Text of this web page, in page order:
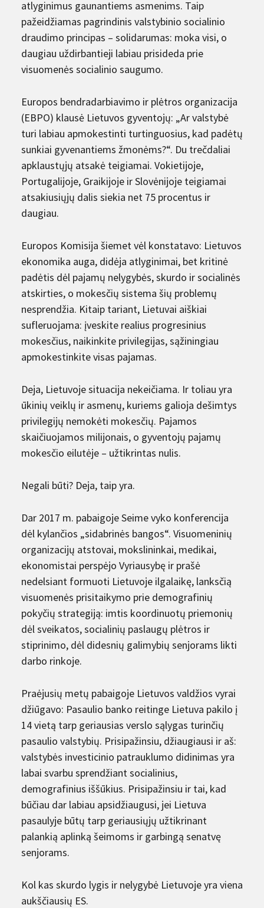
atlyginimus gaunantiems asmenims. Taip
pažeidžiamas pagrindinis valstybinio socialinio
draudimo principas – solidarumas: moka visi, o
daugiau uždirbantieji labiau prisideda prie
visuomenės socialinio saugumo.
Europos bendradarbiavimo ir plėtros organizacija
(EBPO) klausė Lietuvos gyventojų: „Ar valstybė
turi labiau apmokestinti turtinguosius, kad padėtų
sunkiai gyvenantiems žmonėms?“. Du trečdaliai
apklaustųjų atsakė teigiamai. Vokietijoje,
Portugalijoje, Graikijoje ir Slovėnijoje teigiamai
atsakiusiųjų dalis siekia net 75 procentus ir
daugiau.
Europos Komisija šiemet vėl konstatavo: Lietuvos
ekonomika auga, didėja atlyginimai, bet kritinė
padėtis dėl pajamų nelygybės, skurdo ir socialinės
atskirties, o mokesčių sistema šių problemų
nesprendžia. Kitaip tariant, Lietuvai aiškiai
sufleruojama: įveskite realius progresinius
mokesčius, naikinkite privilegijas, sąžiningiau
apmokestinkite visas pajamas.
Deja, Lietuvoje situacija nekeičiama. Ir toliau yra
ūkinių veiklų ir asmenų, kuriems galioja dešimtys
privilegijų nemokėti mokesčių. Pajamos
skaičiuojamos milijonais, o gyventojų pajamų
mokesčio eilutėje – užtikrintas nulis.
Negali būti? Deja, taip yra.
Dar 2017 m. pabaigoje Seime vyko konferencija
dėl kylančios „sidabrinės bangos“. Visuomeninių
organizacijų atstovai, mokslininkai, medikai,
ekonomistai perspėjo Vyriausybę ir prašė
nedelsiant formuoti Lietuvoje ilgalaikę, lanksčią
visuomenės prisitaikymo prie demografinių
pokyčių strategiją: imtis koordinuotų priemonių
dėl sveikatos, socialinių paslaugų plėtros ir
stiprinimo, dėl didesnių galimybių senjorams likti
darbo rinkoje.
Praėjusių metų pabaigoje Lietuvos valdžios vyrai
džiūgavo: Pasaulio banko reitinge Lietuva pakilo į
14 vietą tarp geriausias verslo sąlygas turinčių
pasaulio valstybių. Prisipažinsiu, džiaugiausi ir aš:
valstybės investicinio patrauklumo didinimas yra
labai svarbu sprendžiant socialinius,
demografinius iššūkius. Prisipažinsiu ir tai, kad
būčiau dar labiau apsidžiaugusi, jei Lietuva
pasaulyje būtų tarp geriausiųjų užtikrinant
palankią aplinką šeimoms ir garbingą senatvę
senjorams.
Kol kas skurdo lygis ir nelygybė Lietuvoje yra viena
aukščiausių ES.